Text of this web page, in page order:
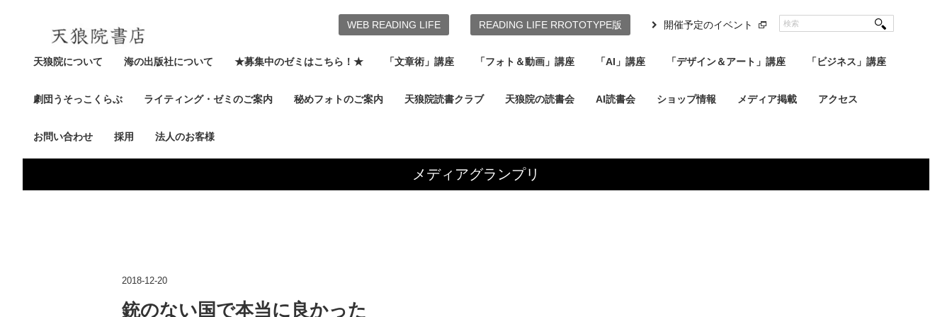
天狼院について 海の出版社について ★募集中のゼミはこちら！★ 「文章術」講座 「フォト＆動画」講座 「AI」講座 「デザイン＆アート」講座 「ビジネス」講座
劇団うそっこくらぶ ライティング・ゼミのご案内 秘めフォトのご案内 天狼院読書クラブ 天狼院の読書会 AI読書会 ショップ情報 メディア掲載 アクセス
お問い合わせ 採用 法人のお客様
WEB READING LIFE READING LIFE RROTOTYPE版 開催予定のイベント
メディアグランプリ
2018-12-20
銃のない国で本当に良かった